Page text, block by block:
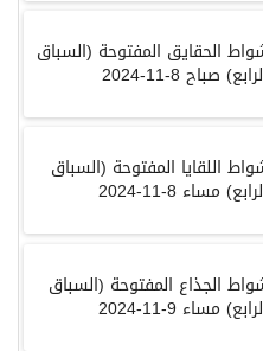
الحقايق المفتوحة (السباق
صباح 8-11-2024
اللقايا المفتوحة (السباق
مساء 8-11-2024
الجذاع المفتوحة (السباق
مساء 9-11-2024